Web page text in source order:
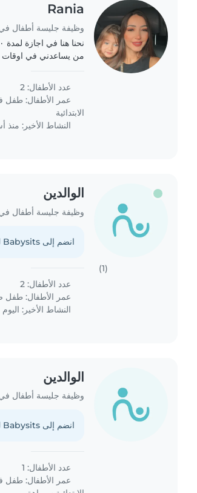
Rania
وظيفة جليسة أطفال
من يساعدني في اوقات
عدد الأطفال: 2
عمر الأطفال: طفل
الابتدائية
النشاط الأخير: منذ
(1)
الوالدين
وظيفة جليسة أطفال
انضم إلى Babysits لعرض الملف الشخصي الكامل.
عدد الأطفال: 2
عمر الأطفال: طفل
النشاط الأخير: اليوم
الوالدين
وظيفة جليسة أطفال
انضم إلى Babysits لعرض الملف الشخصي الكامل.
عدد الأطفال: 1
عمر الأطفال: طفل